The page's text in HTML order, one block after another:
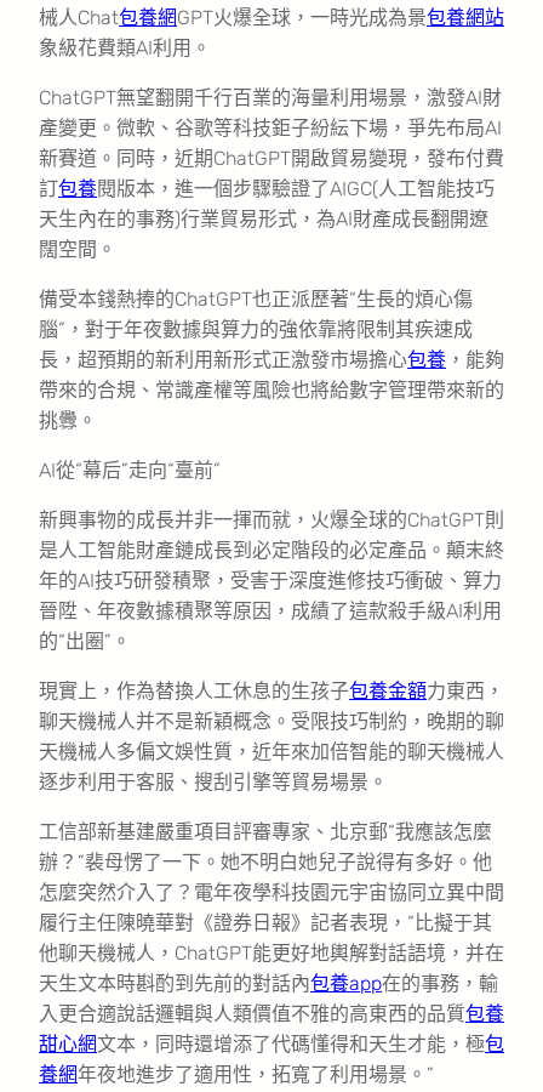
械人Chat包養網GPT火爆全球，一時光成為景包養網站
象級花費類AI利用。
ChatGPT無望翻開千行百業的海量利用場景，激發AI財
產變更。微軟、谷歌等科技鉅子紛紜下場，爭先布局AI
新賽道。同時，近期ChatGPT開啟貿易變現，發布付費
訂包養閱版本，進一個步驟驗證了AIGC(人工智能技巧
天生內在的事務)行業貿易形式，為AI財產成長翻開遼
闊空間。
備受本錢熱捧的ChatGPT也正派歷著“生長的煩心傷
腦”，對于年夜數據與算力的強依靠將限制其疾速成
長，超預期的新利用新形式正激發市場擔心包養 ，能夠
帶來的合規、常識產權等風險也將給數字管理帶來新的
挑釁。
AI從“幕后”走向“臺前”
新興事物的成長并非一揮而就，火爆全球的ChatGPT則
是人工智能財產鏈成長到必定階段的必定產品。顛末終
年的AI技巧研發積聚，受害于深度進修技巧衝破、算力
晉陞、年夜數據積聚等原因，成績了這款殺手級AI利用
的“出圈”。
現實上，作為替換人工休息的生孩子包養金額力東西，
聊天機械人并不是新穎概念。受限技巧制約，晚期的聊
天機械人多偏文娛性質，近年來加倍智能的聊天機械人
逐步利用于客服、搜刮引擎等貿易場景。
工信部新基建嚴重項目評審專家、北京郵“我應該怎麼
辦？”裴母愣了一下。她不明白她兒子說得有多好。他
怎麼突然介入了？電年夜學科技園元宇宙協同立異中間
履行主任陳曉華對《證券日報》記者表現，“比擬于其
他聊天機械人，ChatGPT能更好地輿解對話語境，并在
天生文本時斟酌到先前的對話內包養app在的事務，輸
入更合適說話邏輯與人類價值不雅的高東西的品質包養
甜心網文本，同時還增添了代碼懂得和天生才能，極包
養網年夜地進步了適用性，拓寬了利用場景。”